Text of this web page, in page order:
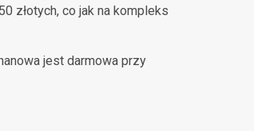
złotych, co jak na kompleks
jest darmowa przy